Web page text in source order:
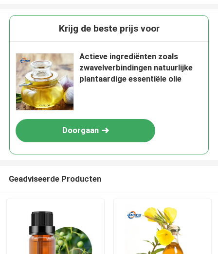
Krijg de beste prijs voor
Actieve ingrediënten zoals
zwavelverbindingen natuurlijke
plantaardige essentiële olie
Doorgaan
Geadviseerde Producten